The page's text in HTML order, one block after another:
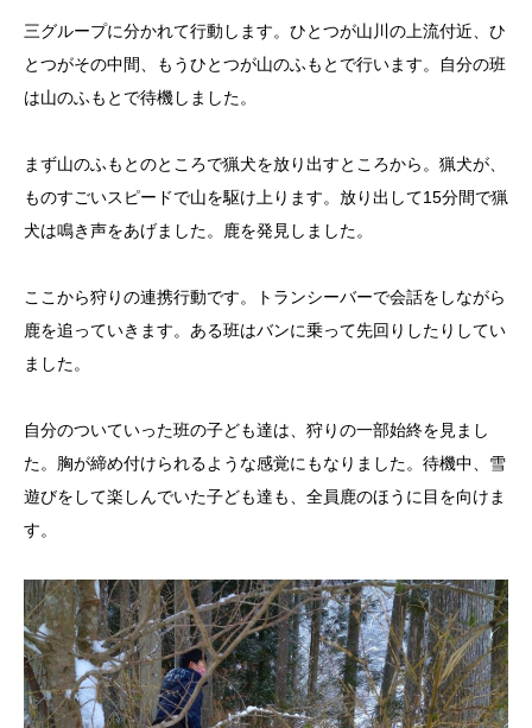
三グループに分かれて行動します。ひとつが山川の上流付近、ひ
とつがその中間、もうひとつが山のふもとで行います。自分の班
は山のふもとで待機しました。
まず山のふもとのところで猟犬を放り出すところから。猟犬が、
ものすごいスピードで山を駆け上ります。放り出して15分間で猟
犬は鳴き声をあげました。鹿を発見しました。
ここから狩りの連携行動です。トランシーバーで会話をしながら
鹿を追っていきます。ある班はバンに乗って先回りしたりしてい
ました。
自分のついていった班の子ども達は、狩りの一部始終を見まし
た。胸が締め付けられるような感覚にもなりました。待機中、雪
遊びをして楽しんでいた子ども達も、全員鹿のほうに目を向けま
す。